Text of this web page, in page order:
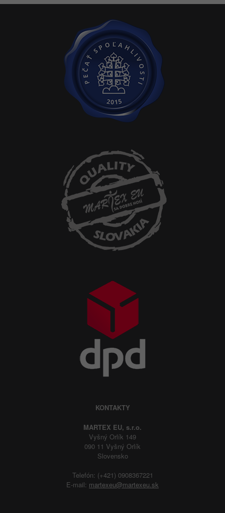
KONTAKTY
MARTEX EU, s.r.o.
Vyšný Orlík 149
090 11 Vyšný Orlík
Slovensko
Telefón: (+421) 0908367221
E-mail: martexeu@martexeu.sk